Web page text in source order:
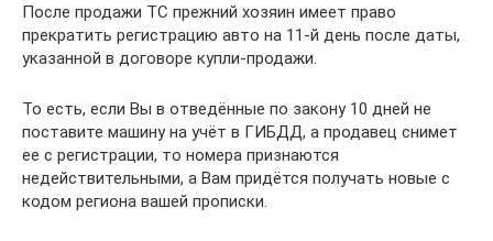
После продажи ТС прежний хозяин имеет право
прекратить регистрацию авто на 11-й день после даты,
указанной в договоре купли-продажи.
То есть, если Вы в отведённые по закону 10 дней не
поставите машину на учёт в ГИБДД, а продавец снимет
ее с регистрации, то номера признаются
недействительными, а Вам придётся получать новые с
кодом региона вашей прописки.